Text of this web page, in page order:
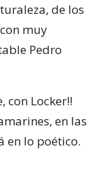
de los
muy
Pedro
con Locker!!
en las
en lo poético.